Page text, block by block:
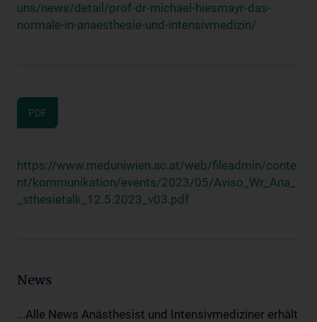
uns/news/detail/prof-dr-michael-hiesmayr-das-
normale-in-anaesthesie-und-intensivmedizin/
PDF
https://www.meduniwien.ac.at/web/fileadmin/conte
nt/kommunikation/events/2023/05/Aviso_Wr_Ana_
_sthesietalk_12.5.2023_v03.pdf
News
...Alle News Anästhesist und Intensivmediziner erhält